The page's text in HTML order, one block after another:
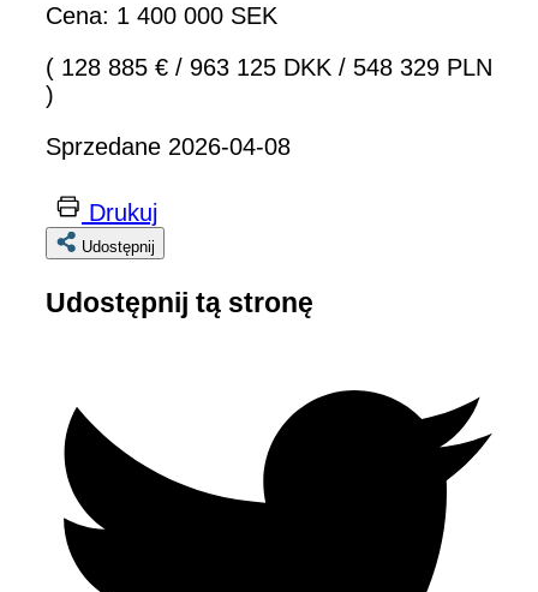
Cena: 1 400 000 SEK
( 128 885 € / 963 125 DKK / 548 329 PLN
)
Sprzedane 2026-04-08
Drukuj
Udostępnij
Udostępnij tą stronę